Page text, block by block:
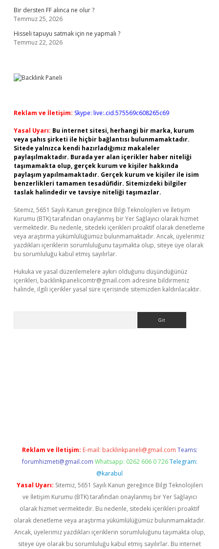
Bir dersten FF alınca ne olur ?
Temmuz 25, 2026
Hisseli tapuyu satmak için ne yapmalı ?
Temmuz 22, 2026
Reklam ve İletişim: Skype: live:.cid.575569c608265c69
Yasal Uyarı: Bu internet sitesi, herhangi bir marka, kurum
veya şahıs şirketi ile hiçbir bağlantısı bulunmamaktadır.
Sitede yalnızca kendi hazırladığımız makaleler
paylaşılmaktadır. Burada yer alan içerikler haber niteliği
taşımamakta olup, gerçek kurum ve kişiler hakkında
paylaşım yapılmamaktadır. Gerçek kurum ve kişiler ile isim
benzerlikleri tamamen tesadüfidir. Sitemizdeki bilgiler
taslak halindedir ve tavsiye niteliği taşımazlar.
Sitemiz, 5651 Sayılı Kanun gereğince Bilgi Teknolojileri ve İletişim
Kurumu (BTK) tarafından onaylanmış bir Yer Sağlayıcı olarak hizmet
vermektedir. Bu nedenle, sitedeki içerikleri proaktif olarak denetleme
veya araştırma yükümlülüğümüz bulunmamaktadır. Ancak, üyelerimiz
yazdıkları içeriklerin sorumluluğunu taşımakta olup, siteye üye olarak
bu sorumluluğu kabul etmiş sayılırlar.
Hukuka ve yasal düzenlemelere aykırı olduğunu düşündüğünüz
içerikleri, backlinkpanelicomtr@gmail.com adresine bildirmeniz
halinde, ilgili içerikler yasal süre içerisinde sitemizden kaldırılacaktır.
Reklam ve İletişim: E-mail: backlinkpaneli@gmail.com Teams:
forumhizmeti@gmail.com Whatsapp: 0262 606 0 726 Telegram:
@karabul
Yasal Uyarı: Sitemiz, 5651 Sayılı Kanun gereğince Bilgi Teknolojileri
ve İletişim Kurumu (BTK) tarafından onaylanmış bir Yer Sağlayıcı
olarak hizmet vermektedir. Bu nedenle, sitedeki içerikleri proaktif
olarak denetleme veya araştırma yükümlülüğümüz bulunmamaktadır.
Ancak, üyelerimiz yazdıkları içeriklerin sorumluluğunu taşımakta olup,
siteye üye olarak bu sorumluluğu kabul etmiş sayılırlar. Bu internet